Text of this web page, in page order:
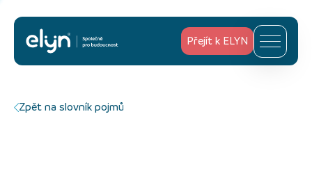
Přejít k ELYN
Zpět na slovník pojmů